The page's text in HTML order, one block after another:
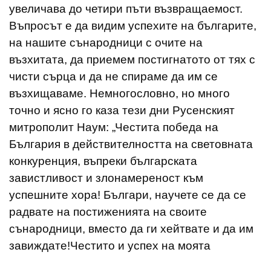
увеличава до четири пъти възвращаемост.
Въпросът е да видим успехите на българите,
на нашите сънародници с очите на
възхитата, да приемем постигнатото от тях с
чисти сърца и да не спираме да им се
възхищаваме. Немногословно, но много
точно и ясно го каза тези дни Русенският
митрополит Наум: „Честита победа на
България в действителността на световната
конкуренция, въпреки българската
завистливост и злонамереност към
успешните хора! Българи, научете се да се
радвате на постиженията на своите
сънародници, вместо да ги хейтвате и да им
завиждате!Честито и успех на моята